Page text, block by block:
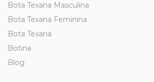
Bota Texana Masculina
Bota Texana Feminina
Bota Texana
Botina
Blog